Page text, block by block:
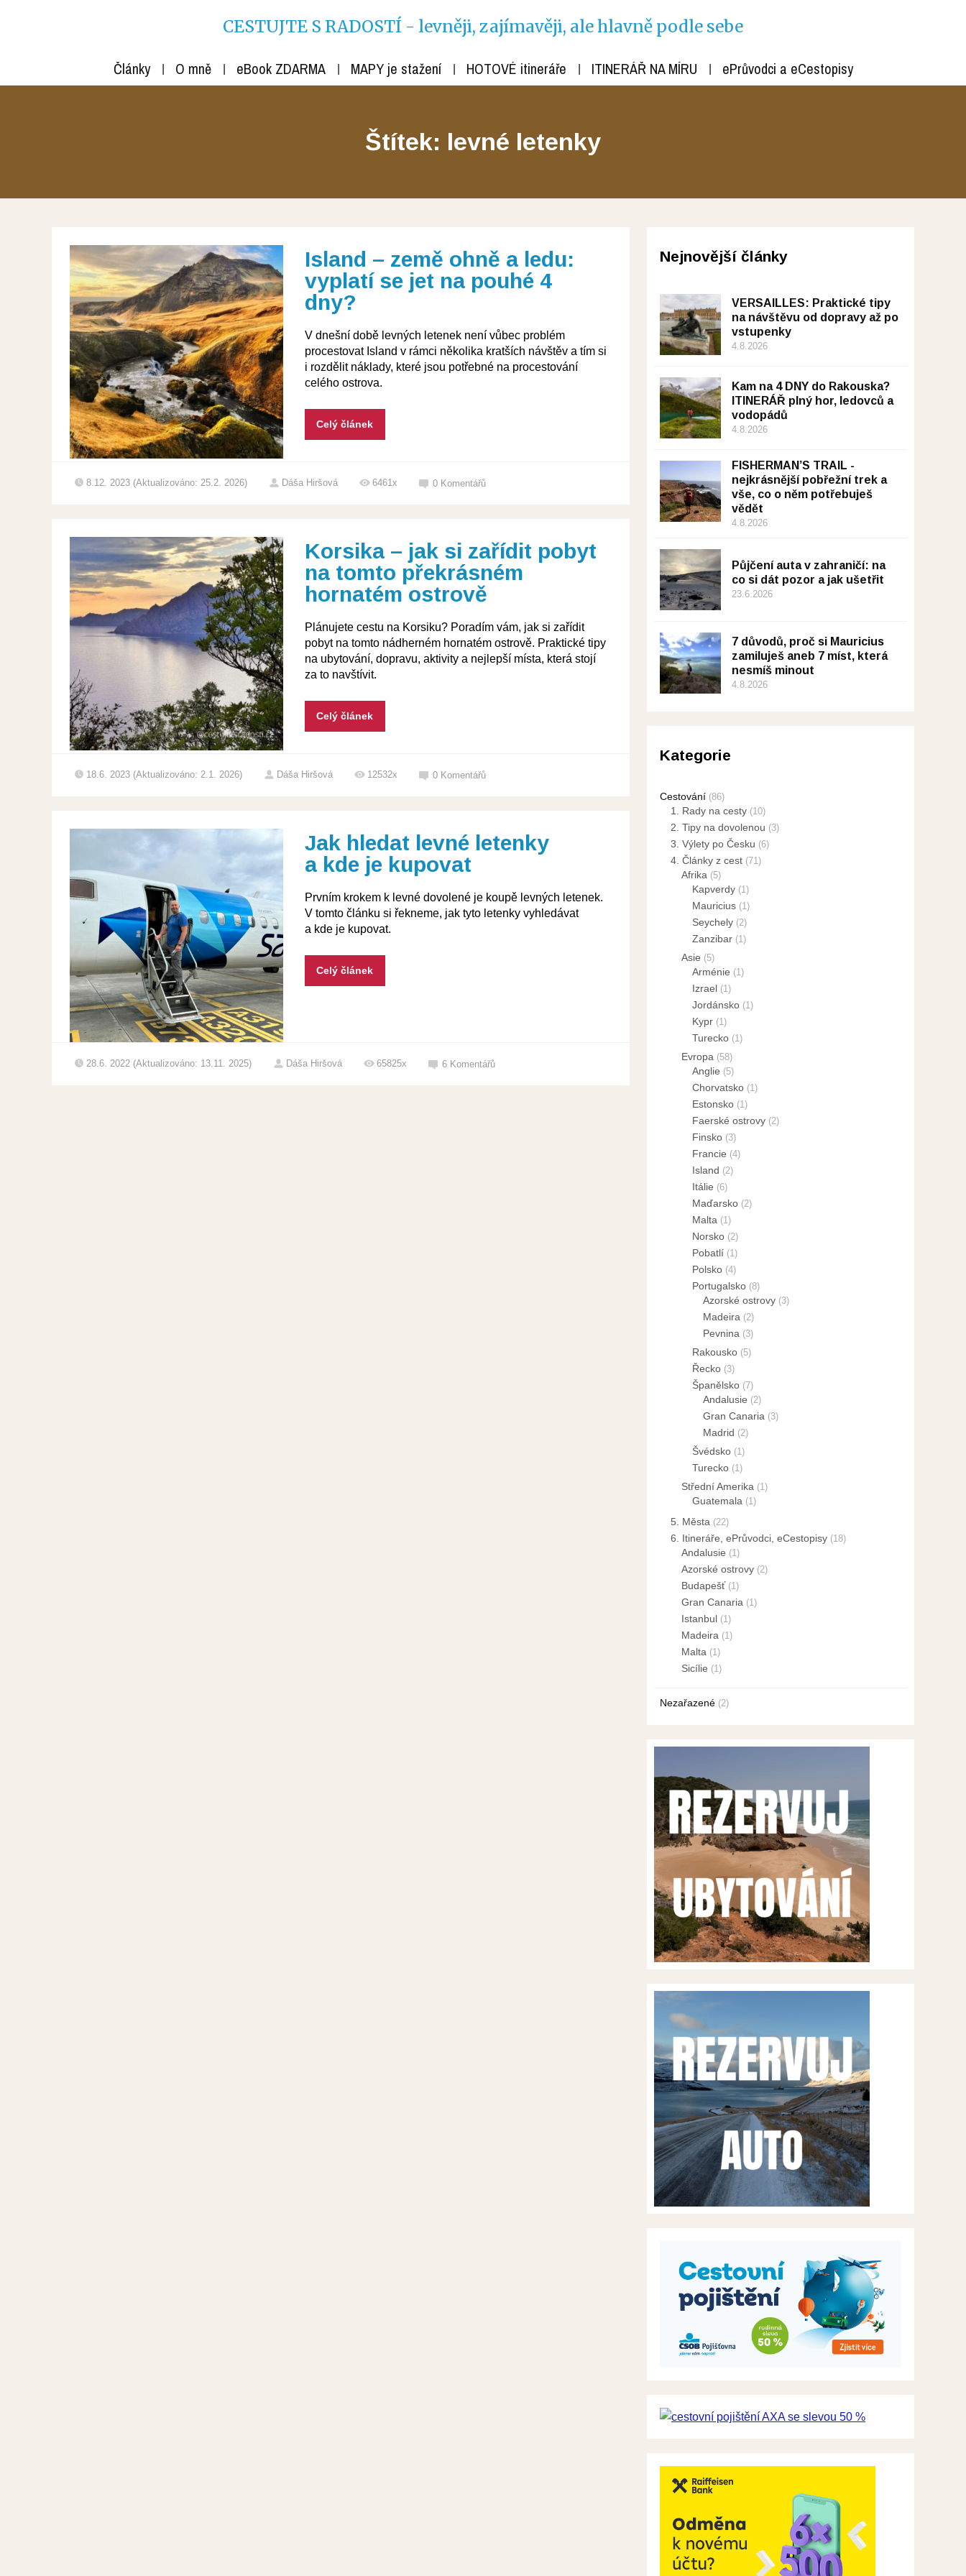
CESTUJTE S RADOSTÍ - levněji, zajímavěji, ale hlavně podle sebe
Články O mně eBook ZDARMA MAPY je stažení HOTOVÉ itineráře ITINERÁŘ NA MÍRU ePrůvodci a eCestopisy
Štítek: levné letenky
Island – země ohně a ledu:
vyplatí se jet na pouhé 4
dny?
V dnešní době levných letenek není vůbec problém
procestovat Island v rámci několika kratších návštěv a tím si
i rozdělit náklady, které jsou potřebné na procestování
celého ostrova.
Celý článek
8.12. 2023 (Aktualizováno: 25.2. 2026) Dáša Hiršová 6461x 0 Komentářů
Korsika – jak si zařídit pobyt
na tomto překrásném
hornatém ostrově
Plánujete cestu na Korsiku? Poradím vám, jak si zařídit
pobyt na tomto nádherném hornatém ostrově. Praktické tipy
na ubytování, dopravu, aktivity a nejlepší místa, která stojí
za to navštívit.
Celý článek
18.6. 2023 (Aktualizováno: 2.1. 2026) Dáša Hiršová 12532x 0 Komentářů
Jak hledat levné letenky
a kde je kupovat
Prvním krokem k levné dovolené je koupě levných letenek.
V tomto článku si řekneme, jak tyto letenky vyhledávat
a kde je kupovat.
Celý článek
28.6. 2022 (Aktualizováno: 13.11. 2025) Dáša Hiršová 65825x 6 Komentářů
Nejnovější články
VERSAILLES: Praktické tipy
na návštěvu od dopravy až po
vstupenky
4.8.2026
Kam na 4 DNY do Rakouska?
ITINERÁŘ plný hor, ledovců a
vodopádů
4.8.2026
FISHERMAN’S TRAIL -
nejkrásnější pobřežní trek a
vše, co o něm potřebuješ
vědět
4.8.2026
Půjčení auta v zahraničí: na
co si dát pozor a jak ušetřit
23.6.2026
7 důvodů, proč si Mauricius
zamiluješ aneb 7 míst, která
nesmíš minout
4.8.2026
Kategorie
Cestování (86)
1. Rady na cesty (10)
2. Tipy na dovolenou (3)
3. Výlety po Česku (6)
4. Články z cest (71)
Afrika (5)
Kapverdy (1)
Mauricius (1)
Seychely (2)
Zanzibar (1)
Asie (5)
Arménie (1)
Izrael (1)
Jordánsko (1)
Kypr (1)
Turecko (1)
Evropa (58)
Anglie (5)
Chorvatsko (1)
Estonsko (1)
Faerské ostrovy (2)
Finsko (3)
Francie (4)
Island (2)
Itálie (6)
Maďarsko (2)
Malta (1)
Norsko (2)
Pobatlí (1)
Polsko (4)
Portugalsko (8)
Azorské ostrovy (3)
Madeira (2)
Pevnina (3)
Rakousko (5)
Řecko (3)
Španělsko (7)
Andalusie (2)
Gran Canaria (3)
Madrid (2)
Švédsko (1)
Turecko (1)
Střední Amerika (1)
Guatemala (1)
5. Města (22)
6. Itineráře, ePrůvodci, eCestopisy (18)
Andalusie (1)
Azorské ostrovy (2)
Budapešť (1)
Gran Canaria (1)
Istanbul (1)
Madeira (1)
Malta (1)
Sicílie (1)
Nezařazené (2)